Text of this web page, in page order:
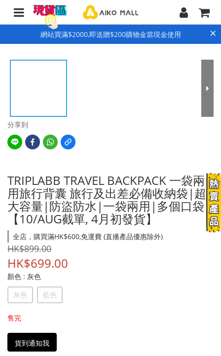
網站買滿$2000,即送贈$200購物金當現金使用 ×
分享到
TRIPLABB TRAVEL BACKPACK 一袋兩
用旅行背囊 旅行及出差必備收納袋|超
大容量|防盜防水|一袋兩用|多個口袋
【10/AUG截單, 4月初發貨】
全店，購買滿HK$600,免運費 (直播產品優惠除外)
HK$899.00
HK$699.00
顏色 : 灰色
灰色
藍色
售完
貨到通知我